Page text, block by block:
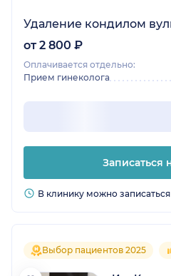
Удаление кондилом
от 2 800 ₽
Оплачивается отдельно:
Прием гинеколога
Записаться
В клинику можно
Выбор пациентов 2025